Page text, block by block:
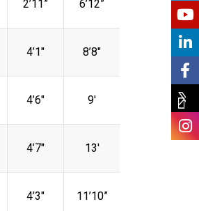
2’11” 6’12”
4’1″ 8’8″
4’6″ 9′
4’7″ 13′
4’3″ 11’10”